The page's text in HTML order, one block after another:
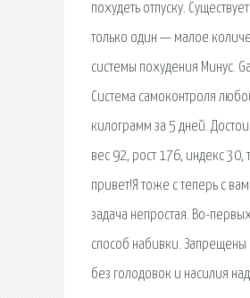
похудеть отпуску.
только один — малое
системы похудения Минус.
Система самоконтроля
килограмм за 5 дней.
вес 92, рост 176, индекс 30,
привет!Я тоже с теперь с
задача непростая. Во-
способ набивки. Запрещены
без голодовок и насилия